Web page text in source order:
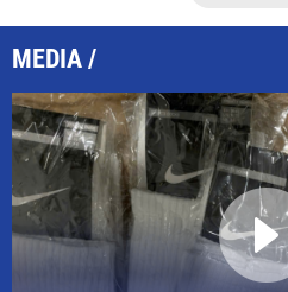
MEDIA